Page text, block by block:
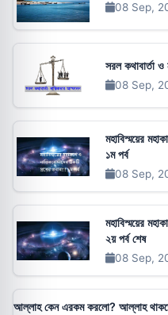
08 Sep,
সরল কথাবার্তা
08 Sep,
মহাবিস্ময়ের
১ম পর্ব
08 Sep,
মহাবিস্ময়ের
২য় পর্ব শেষ
08 Sep,
আল্লাহ কেন এরকম করলো? আল্লাহ